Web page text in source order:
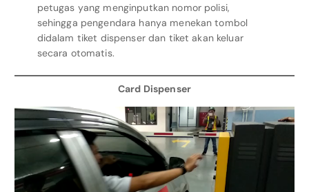
petugas yang menginputkan nomor polisi,
sehingga pengendara hanya menekan tombol
didalam tiket dispenser dan tiket akan keluar
secara otomatis.
Card Dispenser